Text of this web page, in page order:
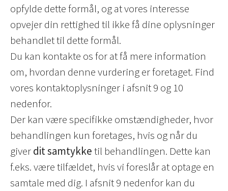
opfylde dette formål, og at vores interesse
opvejer din rettighed til ikke få dine oplysninger
behandlet til dette formål.
Du kan kontakte os for at få mere information
om, hvordan denne vurdering er foretaget. Find
vores kontaktoplysninger i afsnit 9 og 10
nedenfor.
Der kan være specifikke omstændigheder, hvor
behandlingen kun foretages, hvis og når du
giverdit samtykketil behandlingen. Dette kan
f.eks. være tilfældet, hvis vi foreslår at optage en
samtale med dig. I afsnit 9 nedenfor kan du